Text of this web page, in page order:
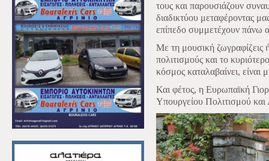
τους και παρουσιάζουν
διαδικτύου μεταφέροντας
επίπεδο συμμετέχουν πάνω
Με τη μουσική ζωγραφίζεις
πολιτισμούς και το
κόσμος καταλαβαίνει, είναι
Και φέτος, η Ευρωπαϊκή
Υπουργείου Πολιτισμού